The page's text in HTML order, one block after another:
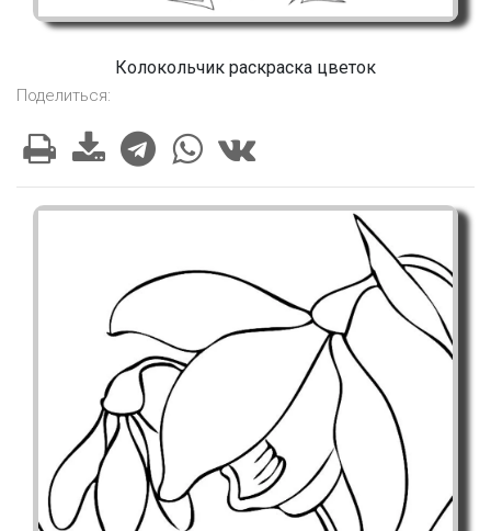
Колокольчик раскраска цветок
Поделиться: